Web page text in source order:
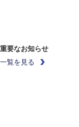
重要なお知らせ
一覧を見る